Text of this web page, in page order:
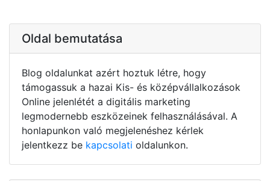
Oldal bemutatása
Blog oldalunkat azért hoztuk létre, hogy
támogassuk a hazai Kis- és középvállalkozások
Online jelenlétét a digitális marketing
legmodernebb eszközeinek felhasználásával. A
honlapunkon való megjelenéshez kérlek
jelentkezz be kapcsolati oldalunkon.